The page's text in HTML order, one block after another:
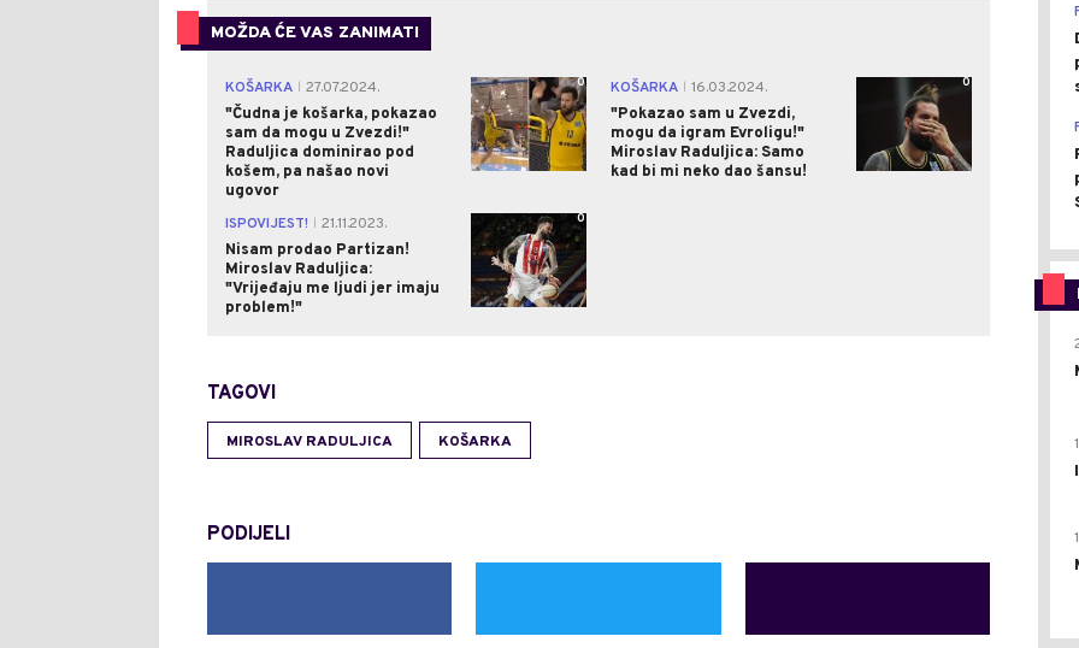
MOŽDA ĆE VAS ZANIMATI
KOŠARKA
27.07.2024.
"Čudna je košarka, pokazao
sam da mogu u Zvezdi!"
Raduljica dominirao pod
košem, pa našao novi
ugovor
0 KOŠARKA
16.03.2024.
"Pokazao sam u Zvezdi,
mogu da igram Evroligu!"
Miroslav Raduljica: Samo
kad bi mi neko dao šansu!
0
ISPOVIJEST!
21.11.2023.
Nisam prodao Partizan!
Miroslav Raduljica:
"Vrijeđaju me ljudi jer imaju
problem!"
0
TAGOVI
MIROSLAV RADULJICA KOŠARKA
PODIJELI